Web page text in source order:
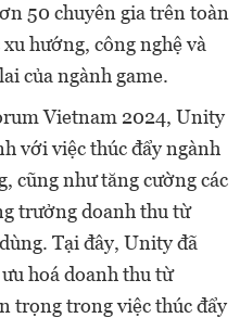
50 chuyên gia trên toàn
hướng, công nghệ và
của ngành game.
Vietnam 2024, Unity
với việc thúc đẩy ngành
cũng như tăng cường các
trưởng doanh thu từ
Tại đây, Unity đã
hoá doanh thu từ
trọng trong việc thúc đẩy